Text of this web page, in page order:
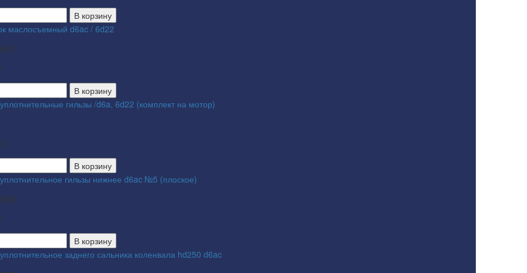
В корзину
маслосъемный d6ac / 6d22
В корзину
гильзы /d6a, 6d22 (комплект на мотор)
В корзину
гильзы нижнее d6ac №5 (плоское)
В корзину
заднего сальника коленвала hd250 d6ac